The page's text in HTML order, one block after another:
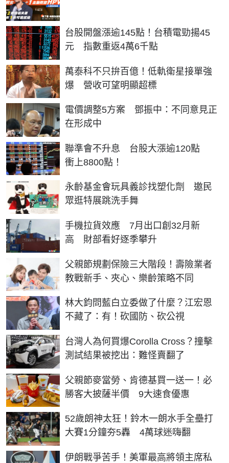
台股開盤漲逾145點！台積電勁揚45
元 指數重返4萬6千點
萬泰科不只拚百億！低軌衛星接單強
爆 營收可望明顯超標
電價調整5方案 鄧振中：不同意見正
在形成中
聯準會不升息 台股大漲逾120點
衝上8800點！
永齡基金會玩具義診找塑化劑 邀民
眾逛特展跳洗手舞
手機拉貨效應 7月出口創32月新
高 財部看好逐季攀升
父親節規劃保險三大階段！壽險業者
教戰新手、夾心、樂齡策略不同
林大鈞問藍白立委做了什麼？江宏恩
不藏了：有！砍國防、砍公視
台灣人為何買爆Corolla Cross？撞擊
測試結果被挖出：難怪賣翻了
父親節麥當勞、肯德基買一送一！必
勝客大披薩半價 9大速食優惠
52歲朗神太狂！鈴木一朗水手全壘打
大賽1分鐘夯5轟 4萬球迷嗨翻
伊朗戰爭苦手！美軍最高將領主席私